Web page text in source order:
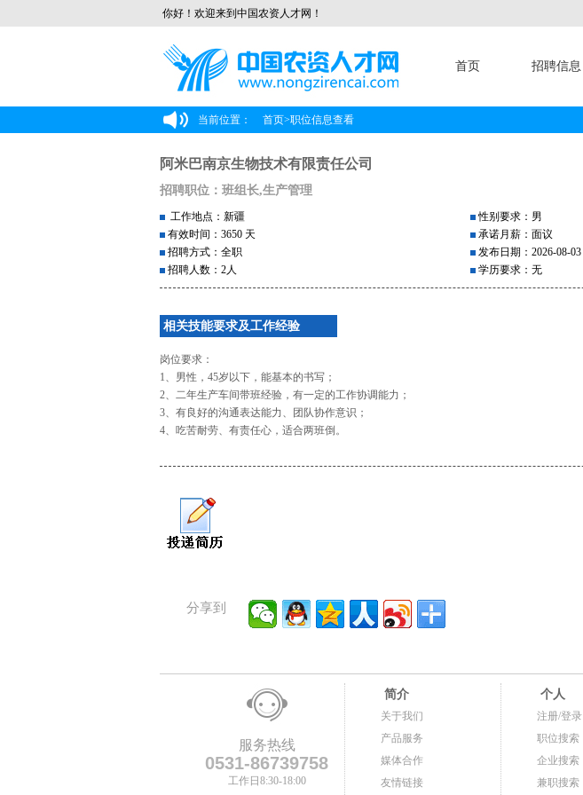
你好！欢迎来到中国农资人才网！
首页 招聘信息
当前位置： 首页>职位信息查看
阿米巴南京生物技术有限责任公司
招聘职位：班组长,生产管理
工作地点：新疆
有效时间：3650 天
招聘方式：全职
招聘人数：2人
性别要求：男
承诺月薪：面议
发布日期：2026-08-03
学历要求：无
相关技能要求及工作经验
岗位要求：
1、男性，45岁以下，能基本的书写；
2、二年生产车间带班经验，有一定的工作协调能力；
3、有良好的沟通表达能力、团队协作意识；
4、吃苦耐劳、有责任心，适合两班倒。
分享到
服务热线
0531-86739758
工作日8:30-18:00
简介
关于我们
产品服务
媒体合作
友情链接
个人
注册/登录
职位搜索
企业搜索
兼职搜索